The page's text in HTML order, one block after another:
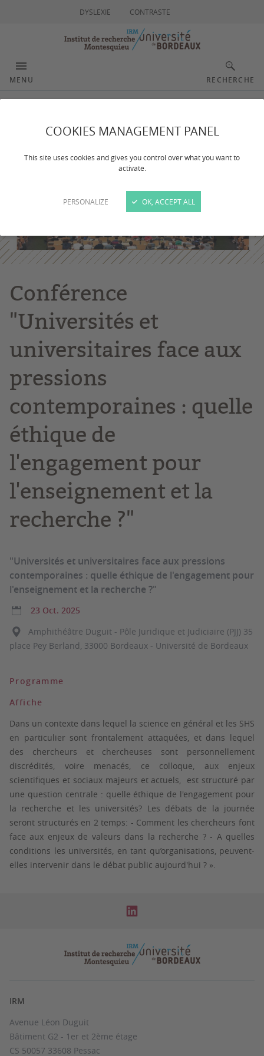
COOKIES MANAGEMENT PANEL
This site uses cookies and gives you control over what you want to
activate.
PERSONALIZE OK, ACCEPT ALL
DYSLEXIE CONTRASTE
MENU RECHERCHE
Conférence
"Universités et
universitaires face aux
pressions
contemporaines : quelle
éthique de
l'engagement pour
l'enseignement et la
recherche ?"
"Universités et universitaires face aux pressions
contemporaines : quelle éthique de l'engagement pour
l'enseignement et la recherche ?"
23 Oct. 2025
Amphithéâtre Duguit - Pôle Juridique et Judiciaire (PJJ) 35
place Pey Berland, 33000 Bordeaux - Université de Bordeaux
Programme
Affiche
Dans un contexte dans lequel la science en général et les SHS
en particulier sont frontalement attaquées, et dans lequel
des chercheurs et chercheuses sont personnellement
discrédités, voire menacés, ce colloque, aux enjeux
scientifiques et sociaux majeurs et actuels, est structuré par
une question centrale : quelle éthique de l'engagement pour
la recherche et les universités? Les débats de la journée
seront structurés en 2 temps: - Comment les chercheurs font
face aux enjeux de valeurs dans la recherche ? - A quelles
conditions les universités, en tant qu’organisations, peuvent-
elles intervenir dans le débat public aujourd'hui ? ».
IRM
Avenue Léon Duguit
Bâtiment G2 - 1er et 2ème étage
CS 50057 33608 Pessac